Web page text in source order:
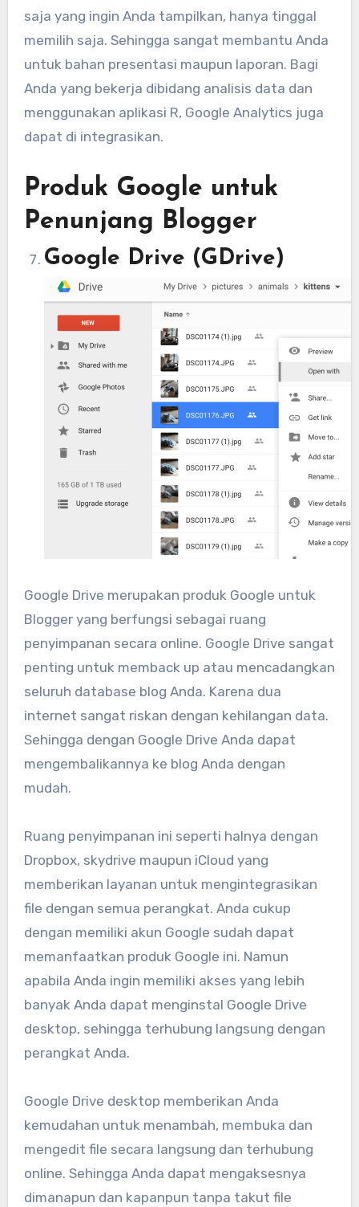
saja yang ingin Anda tampilkan, hanya tinggal
memilih saja. Sehingga sangat membantu Anda
untuk bahan presentasi maupun laporan. Bagi
Anda yang bekerja dibidang analisis data dan
menggunakan aplikasi R, Google Analytics juga
dapat di integrasikan.
Produk Google untuk
Penunjang Blogger
Google Drive (GDrive)
Google Drive merupakan produk Google untuk
Blogger yang berfungsi sebagai ruang
penyimpanan secara online. Google Drive sangat
penting untuk memback up atau mencadangkan
seluruh database blog Anda. Karena dua
internet sangat riskan dengan kehilangan data.
Sehingga dengan Google Drive Anda dapat
mengembalikannya ke blog Anda dengan
mudah.
Ruang penyimpanan ini seperti halnya dengan
Dropbox, skydrive maupun iCloud yang
memberikan layanan untuk mengintegrasikan
file dengan semua perangkat. Anda cukup
dengan memiliki akun Google sudah dapat
memanfaatkan produk Google ini. Namun
apabila Anda ingin memiliki akses yang lebih
banyak Anda dapat menginstal Google Drive
desktop, sehingga terhubung langsung dengan
perangkat Anda.
Google Drive desktop memberikan Anda
kemudahan untuk menambah, membuka dan
mengedit file secara langsung dan terhubung
online. Sehingga Anda dapat mengaksesnya
dimanapun dan kapanpun tanpa takut file